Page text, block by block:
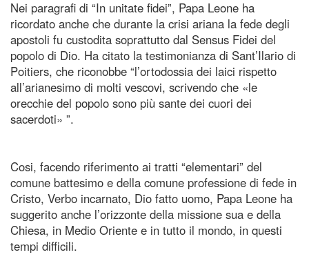
Nei paragrafi di “In unitate fidei”, Papa Leone ha
ricordato anche che durante la crisi ariana la fede degli
apostoli fu custodita soprattutto dal Sensus Fidei del
popolo di Dio. Ha citato la testimonianza di Sant’Ilario di
Poitiers, che riconobbe “l’ortodossia dei laici rispetto
all’arianesimo di molti vescovi, scrivendo che «le
orecchie del popolo sono più sante dei cuori dei
sacerdoti» ”.
Cosi, facendo riferimento ai tratti “elementari” del
comune battesimo e della comune professione di fede in
Cristo, Verbo incarnato, Dio fatto uomo, Papa Leone ha
suggerito anche l’orizzonte della missione sua e della
Chiesa, in Medio Oriente e in tutto il mondo, in questi
tempi difficili.